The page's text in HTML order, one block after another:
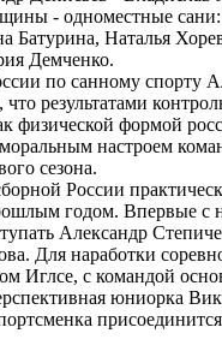
- одноместные сани:
Батурина, Наталья
Демченко.
по санному спорту
результатами
физической формой
настроем
сезона.
России
годом. Впервые с
Александр
Для наработки
Иглсе, с командой
юниорка